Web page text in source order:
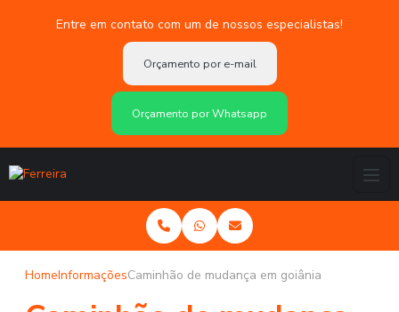
Entre em contato com um de nossos especialistas!
Orçamento por e-mail
Orçamento por Whatsapp
HomeInformaçõesCaminhão de mudança em goiânia